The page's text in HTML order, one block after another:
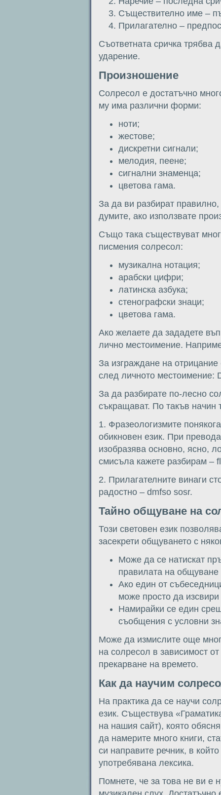
Съществително име –
Прилагателно –
Съответната сричка трябва
ударение.
Произношение
Солресол е достатъчно
му има различни форми:
ноти;
жестове;
дискретни сигнали;
мелодия, пеене;
сигнални знаменца;
цветова гама.
За да ви разбират
думите, ако използвате
Също така съществуват
писмения солресол:
музикална нотация;
арабски цифри;
латинска азбука;
стенографски знаци;
цветова гама.
Ако желаете да зададете
лично местоимение.
За изграждане на
след личното местоимение:
За да разбирате по-лесно
съкращават. По такъв начин
1. Фразеологизмите
обикновен език. При
изобразява основно, ясно,
смисъла кажете разбирам –
2. Прилагателните винаги
радостно – dmfso sosr.
Тайно общуване на
Този световен език
засекрети общуването с
Може да се натискат
правилата на общуване
Ако един от
може просто да
Намирайки се един
съобщения с условни
Може да измислите още
на солресол в зависимост
прекарване на времето.
Как да научим
На практика да се научи
език. Съществува
на нашия сайт), която
да намерите много книги,
си направите речник, в
употребявана лексика.
Помнете, че за това не ви е